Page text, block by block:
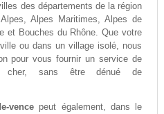
des départements de la région
Alpes Maritimes, Alpes de
et Bouches du Rhône. Que votre
ou dans un village isolé, nous
pour vous fournir un service de
cher, sans être dénué de
vence peut également, dans le